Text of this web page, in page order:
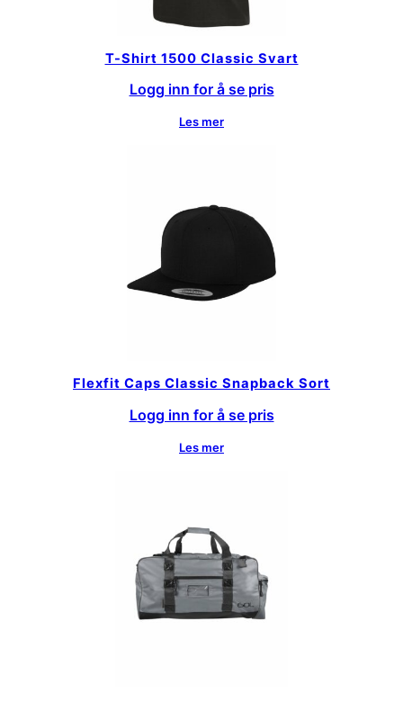
T-Shirt 1500 Classic Svart
Logg inn for å se pris
Les mer
Flexfit Caps Classic Snapback Sort
Logg inn for å se pris
Les mer